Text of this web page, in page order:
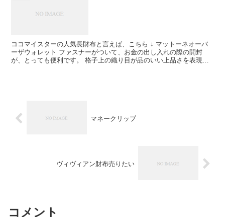
ココマイスターの人気長財布と言えば、こちら ↓ マットーネオーバ
ーザウォレット ファスナーがついて、お金の出し入れの際の開封
が、とっても便利です。 格子上の織り目が品のいい上品さを表現し
マネークリップ
ヴィヴィアン財布売りたい
コメント